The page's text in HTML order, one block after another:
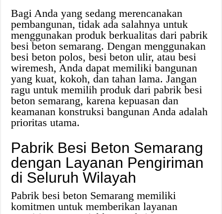
Bagi Anda yang sedang merencanakan
pembangunan, tidak ada salahnya untuk
menggunakan produk berkualitas dari pabrik
besi beton semarang. Dengan menggunakan
besi beton polos, besi beton ulir, atau besi
wiremesh, Anda dapat memiliki bangunan
yang kuat, kokoh, dan tahan lama. Jangan
ragu untuk memilih produk dari pabrik besi
beton semarang, karena kepuasan dan
keamanan konstruksi bangunan Anda adalah
prioritas utama.
Pabrik Besi Beton Semarang
dengan Layanan Pengiriman
di Seluruh Wilayah
Pabrik besi beton Semarang memiliki
komitmen untuk memberikan layanan